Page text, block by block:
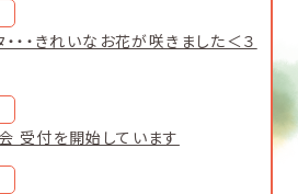
・・きれいなお花が咲きました＜３
受付を開始しています